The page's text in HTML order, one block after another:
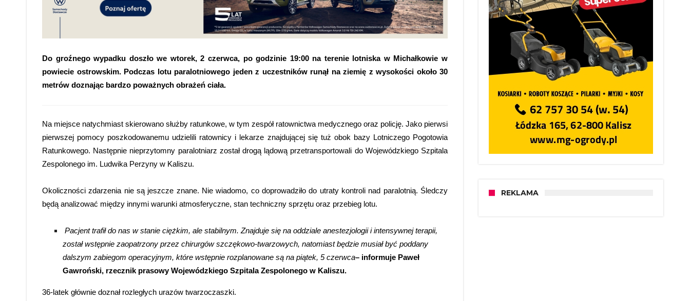
Do groźnego wypadku doszło we wtorek, 2 czerwca, po godzinie 19:00 na terenie lotniska w Michałkowie w
powiecie ostrowskim. Podczas lotu paralotniowego jeden z uczestników runął na ziemię z wysokości około 30
metrów doznając bardzo poważnych obrażeń ciała.
Na miejsce natychmiast skierowano służby ratunkowe, w tym zespół ratownictwa medycznego oraz policję. Jako pierwsi
pierwszej pomocy poszkodowanemu udzielili ratownicy i lekarze znajdującej się tuż obok bazy Lotniczego Pogotowia
Ratunkowego. Następnie nieprzytomny paralotniarz został drogą lądową przetransportowali do Wojewódzkiego Szpitala
Zespolonego im. Ludwika Perzyny w Kaliszu.
Okoliczności zdarzenia nie są jeszcze znane. Nie wiadomo, co doprowadziło do utraty kontroli nad paralotnią. Śledczy
będą analizować między innymi warunki atmosferyczne, stan techniczny sprzętu oraz przebieg lotu.
Pacjent trafił do nas w stanie ciężkim, ale stabilnym. Znajduje się na oddziale anestezjologii i intensywnej terapii,
został wstępnie zaopatrzony przez chirurgów szczękowo-twarzowych, natomiast będzie musiał być poddany
dalszym zabiegom operacyjnym, które wstępnie rozplanowane są na piątek, 5 czerwca– informuje Paweł
Gawroński, rzecznik prasowy Wojewódzkiego Szpitala Zespolonego w Kaliszu.
36-latek głównie doznał rozległych urazów twarzoczaszki.
REKLAMA